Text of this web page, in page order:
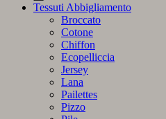
Tessuti Abbigliamento
Broccato
Cotone
Chiffon
Ecopelliccia
Jersey
Lana
Pailettes
Pizzo